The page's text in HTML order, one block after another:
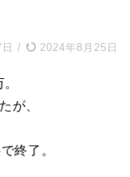
/ 2024年8月25日
が、
終了。